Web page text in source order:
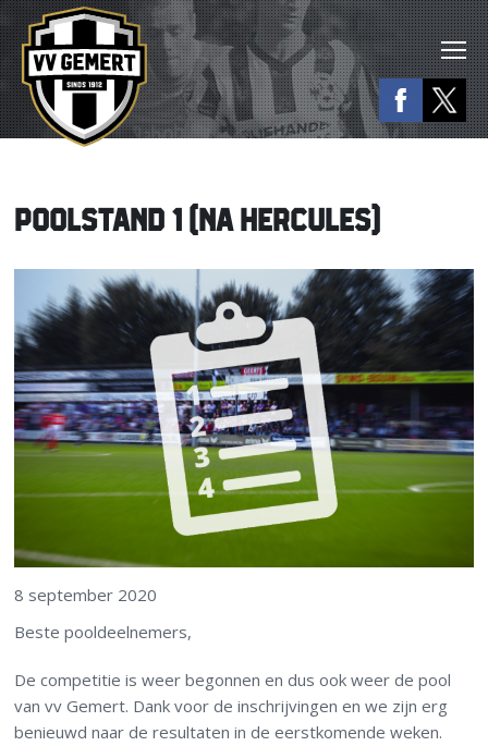
POOLSTAND 1 (NA HERCULES)
8 september 2020
Beste pooldeelnemers,
De competitie is weer begonnen en dus ook weer de pool
van vv Gemert. Dank voor de inschrijvingen en we zijn erg
benieuwd naar de resultaten in de eerstkomende weken.